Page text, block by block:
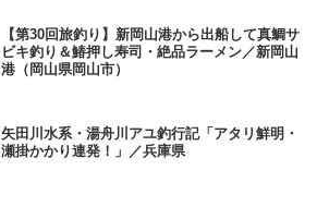
【第30回旅釣り】新岡山港から出船して真鯛サ
ビキ釣り＆鰆押し寿司・絶品ラーメン／新岡山
港（岡山県岡山市）
矢田川水系・湯舟川アユ釣行記「アタリ鮮明・
瀬掛かかり連発！」／兵庫県